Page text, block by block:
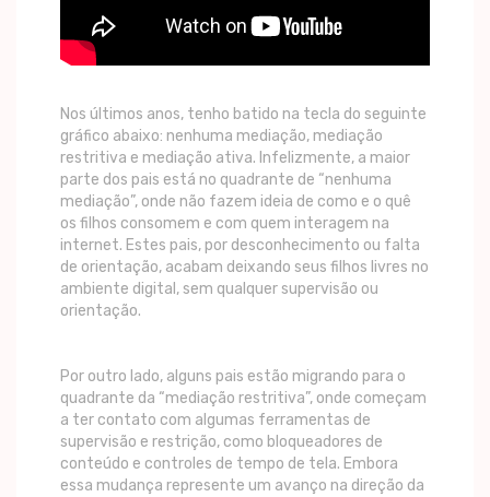
Nos últimos anos, tenho batido na tecla do seguinte
gráfico abaixo: nenhuma mediação, mediação
restritiva e mediação ativa. Infelizmente, a maior
parte dos pais está no quadrante de “nenhuma
mediação”, onde não fazem ideia de como e o quê
os filhos consomem e com quem interagem na
internet. Estes pais, por desconhecimento ou falta
de orientação, acabam deixando seus filhos livres no
ambiente digital, sem qualquer supervisão ou
orientação.
Por outro lado, alguns pais estão migrando para o
quadrante da “mediação restritiva”, onde começam
a ter contato com algumas ferramentas de
supervisão e restrição, como bloqueadores de
conteúdo e controles de tempo de tela. Embora
essa mudança represente um avanço na direção da